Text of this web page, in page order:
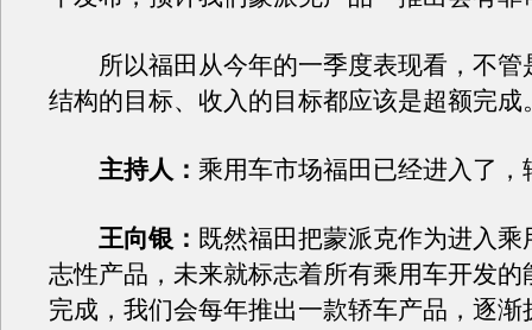
所以福田从今年的一季度表现看，不管
结构的目标、收入的目标都应该是超额完成
主持人： 乘用车市场福田已经进入了，
王向银： 既然福田把蒙派克作为进入乘
志性产品，未来就标志着所有乘用车开发的
完成，我们会每年推出一款轿车产品，逐渐